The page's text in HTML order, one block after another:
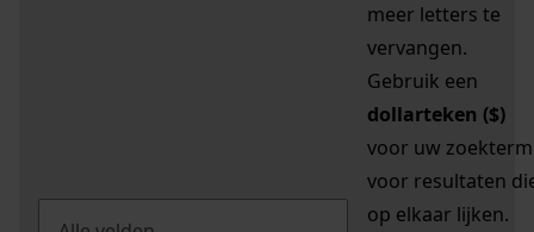
meer letters te
vervangen.
Gebruik een
dollarteken ($)
voor uw zoekterm
voor resultaten
op elkaar lijken.